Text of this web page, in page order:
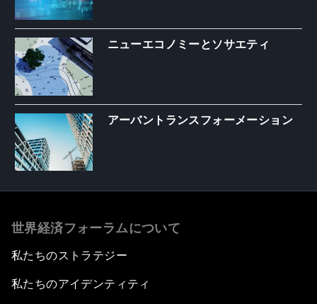
ニューエコノミーとソサエティ
アーバントランスフォーメーション
世界経済フォーラムについて
私たちのストラテジー
私たちのアイデンティティ